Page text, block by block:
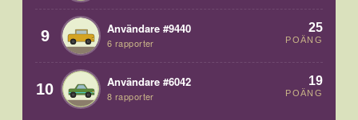
9 Användare #9440
6 rapporter
25
POÄNG
10 Användare #6042
8 rapporter
19
POÄNG